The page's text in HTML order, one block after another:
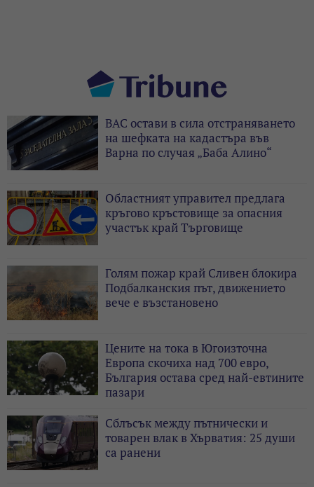
ВАС остави в сила отстраняването
на шефката на кадастъра във
Варна по случая „Баба Алино“
Областният управител предлага
кръгово кръстовище за опасния
участък край Търговище
Голям пожар край Сливен блокира
Подбалканския път, движението
вече е възстановено
Цените на тока в Югоизточна
Европа скочиха над 700 евро,
България остава сред най-евтините
пазари
Сблъсък между пътнически и
товарен влак в Хърватия: 25 души
са ранени